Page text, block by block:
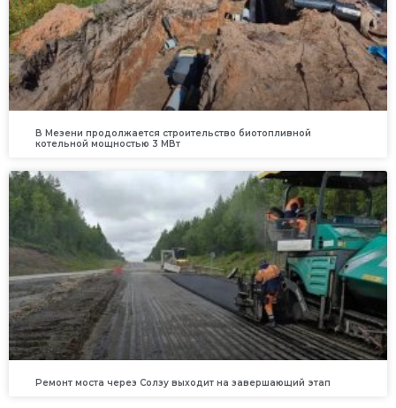
В Мезени продолжается строительство биотопливной
котельной мощностью 3 МВт
Ремонт моста через Солзу выходит на завершающий этап